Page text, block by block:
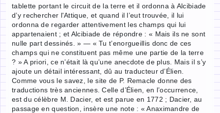
tablette portant le circuit de la terre et il ordonna à Alcibiade
d’y rechercher l'Attique, et quand il l’eut trouvée, il lui
ordonna de regarder attentivement les champs qui lui
appartenaient ; et Alcibiade de répondre : « Mais ils ne sont
nulle part dessinés. » — « Tu t’enorgueillis donc de ces
champs qui ne constituent pas même une partie de la terre
? » A priori, ce n’était là qu’une anecdote de plus. Mais il s’y
ajoute un détail intéressant, dû au traducteur d’Élien.
Comme vous le savez, le site de P. Remacle donne des
traductions très anciennes. Celle d’Élien, en l’occurrence,
est du célèbre M. Dacier, et est parue en 1772 ; Dacier, au
passage en question, insère une note : « Anaximandre de